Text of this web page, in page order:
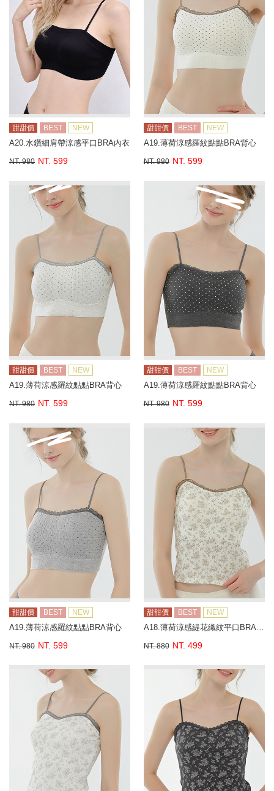
甜甜價 BEST NEW
A20.水鑽細肩帶涼感平口BRA內衣
NT. 980 NT. 599
甜甜價 BEST NEW
A19.薄荷涼感羅紋點點BRA背心
NT. 980 NT. 599
甜甜價 BEST NEW
A19.薄荷涼感羅紋點點BRA背心
NT. 980 NT. 599
甜甜價 BEST NEW
A19.薄荷涼感羅紋點點BRA背心
NT. 980 NT. 599
甜甜價 BEST NEW
A19.薄荷涼感羅紋點點BRA背心
NT. 980 NT. 599
甜甜價 BEST NEW
NT. 880 NT. 499